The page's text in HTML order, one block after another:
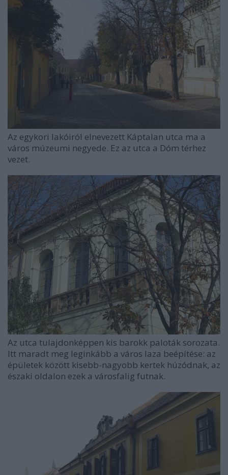
Az egykori lakóiról elnevezett Káptalan utca ma a
város múzeumi negyede. Ez az utca a Dóm térhez
vezet.
Az utca tulajdonképpen kis barokk paloták sorozata.
Itt maradt meg leginkább a város laza beépítése: az
épületek között kisebb-nagyobb kertek húzódnak, az
északi oldalon ezek a városfalig futnak.